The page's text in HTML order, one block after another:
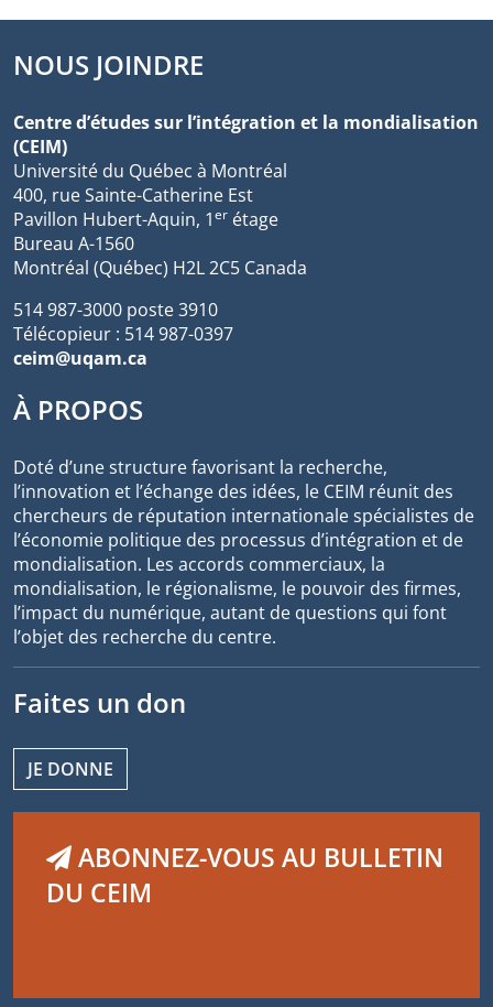
NOUS JOINDRE
Centre d’études sur l’intégration et la mondialisation
(CEIM)
Université du Québec à Montréal
400, rue Sainte-Catherine Est
Pavillon Hubert-Aquin, 1er étage
Bureau A-1560
Montréal (Québec) H2L 2C5 Canada
514 987-3000 poste 3910
Télécopieur : 514 987-0397
ceim@uqam.ca
À PROPOS
Doté d’une structure favorisant la recherche,
l’innovation et l’échange des idées, le CEIM réunit des
chercheurs de réputation internationale spécialistes de
l’économie politique des processus d’intégration et de
mondialisation. Les accords commerciaux, la
mondialisation, le régionalisme, le pouvoir des firmes,
l’impact du numérique, autant de questions qui font
l’objet des recherche du centre.
Faites un don
JE DONNE
ABONNEZ-VOUS AU BULLETIN
DU CEIM